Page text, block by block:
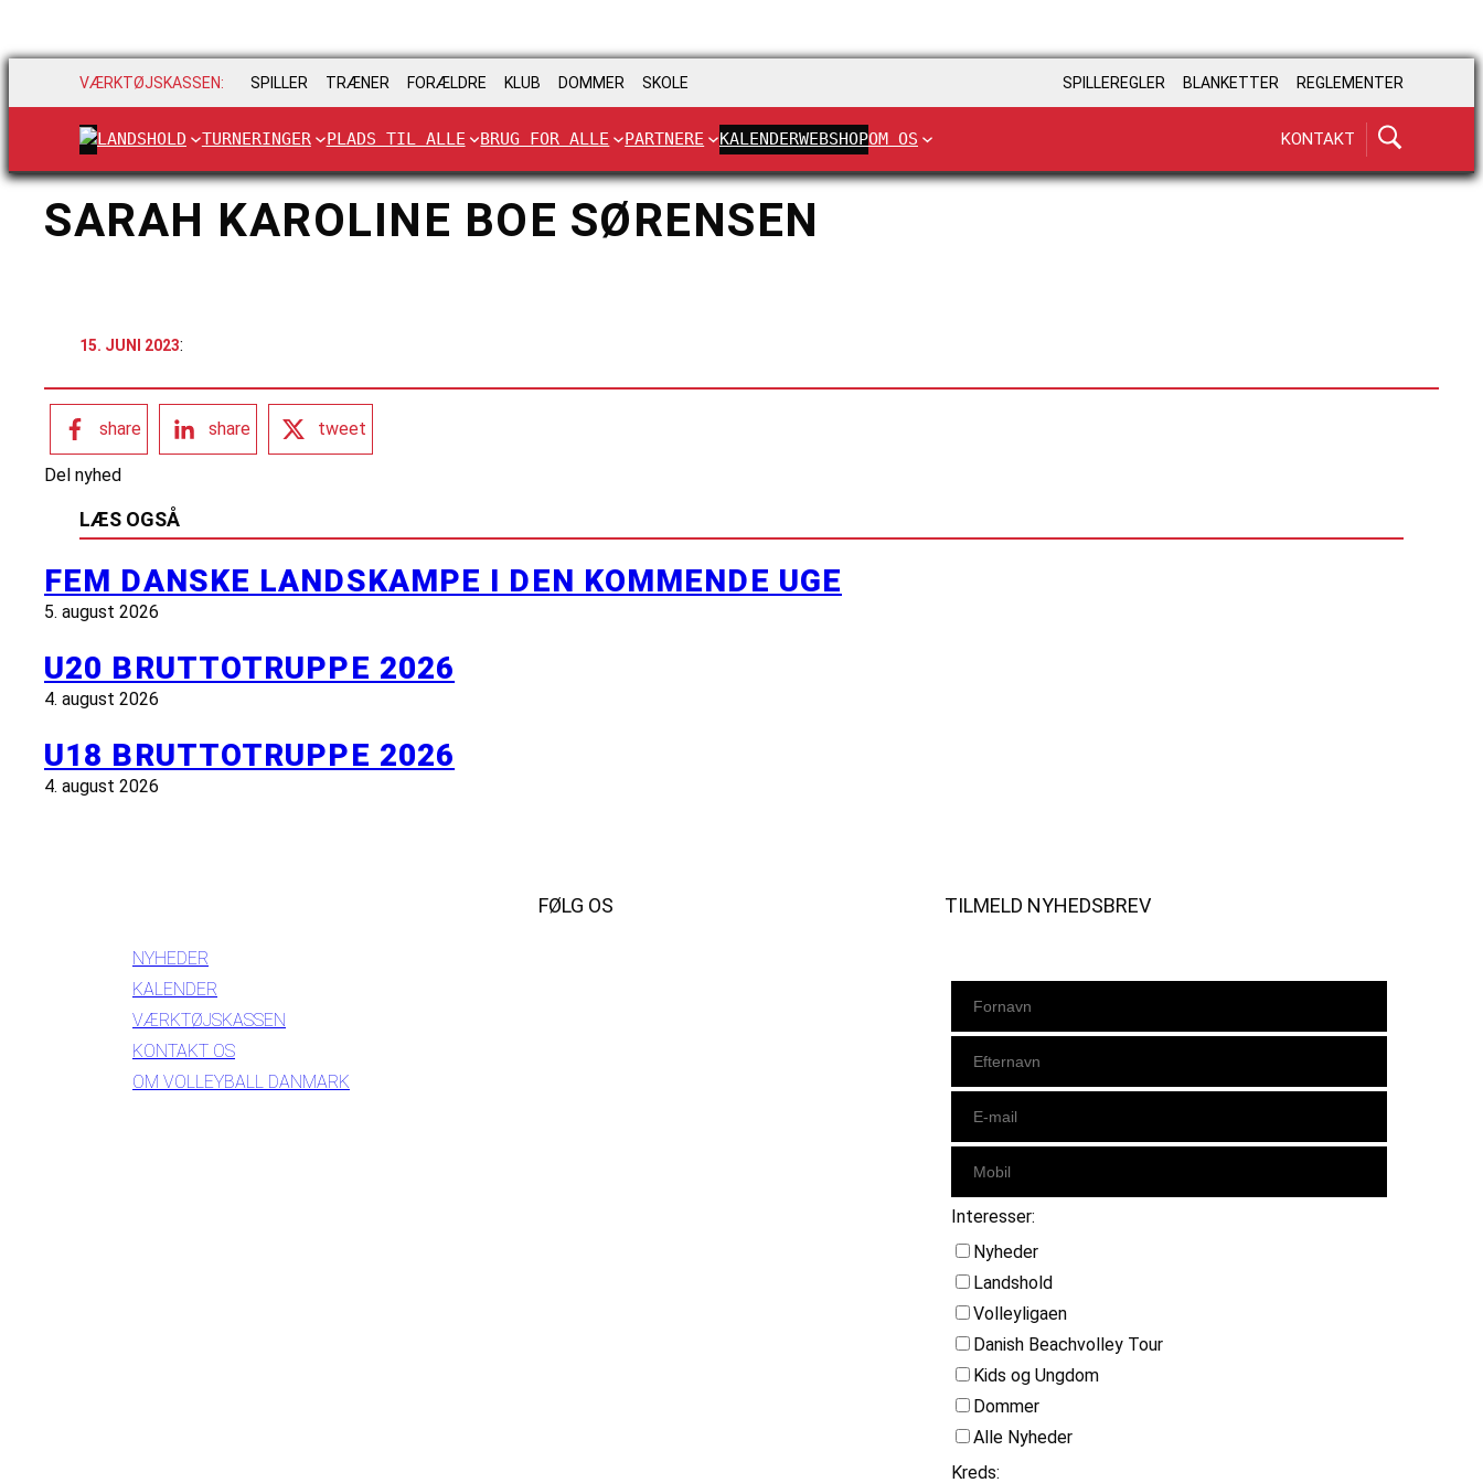
VÆRKTØJSKASSEN: SPILLER TRÆNER FORÆLDRE KLUB DOMMER SKOLE SPILLEREGLER BLANKETTER REGLEMENTER
LANDSHOLD TURNERINGER PLADS TIL ALLE BRUG FOR ALLE PARTNERE KALENDERWEBSHOPOM OS KONTAKT
SARAH KAROLINE BOE SØRENSEN
15. JUNI 2023:
share share tweet
Del nyhed
LÆS OGSÅ
FEM DANSKE LANDSKAMPE I DEN KOMMENDE UGE
5. august 2026
U20 BRUTTOTRUPPE 2026
4. august 2026
U18 BRUTTOTRUPPE 2026
4. august 2026
NYHEDER
KALENDER
VÆRKTØJSKASSEN
KONTAKT OS
OM VOLLEYBALL DANMARK
FØLG OS TILMELD NYHEDSBREV
Interesser:
Nyheder
Landshold
Volleyligaen
Danish Beachvolley Tour
Kids og Ungdom
Dommer
Alle Nyheder
Kreds: